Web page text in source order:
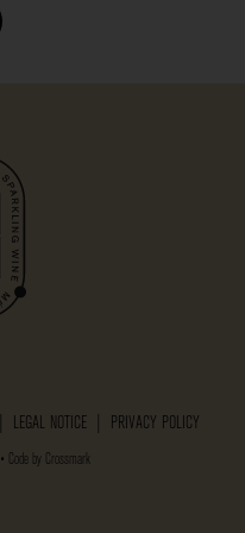
LEGAL NOTICE PRIVACY POLICY
• Code by Crossmark